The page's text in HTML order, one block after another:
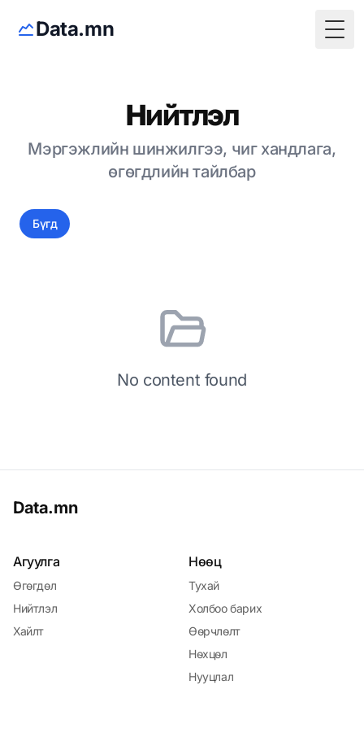
Data.mn
Нийтлэл
Мэргэжлийн шинжилгээ, чиг хандлага,
өгөгдлийн тайлбар
Бүгд
No content found
Data.mn
Агуулга
Өгөгдөл
Нийтлэл
Хайлт
Нөөц
Тухай
Холбоо барих
Өөрчлөлт
Нөхцөл
Нууцлал